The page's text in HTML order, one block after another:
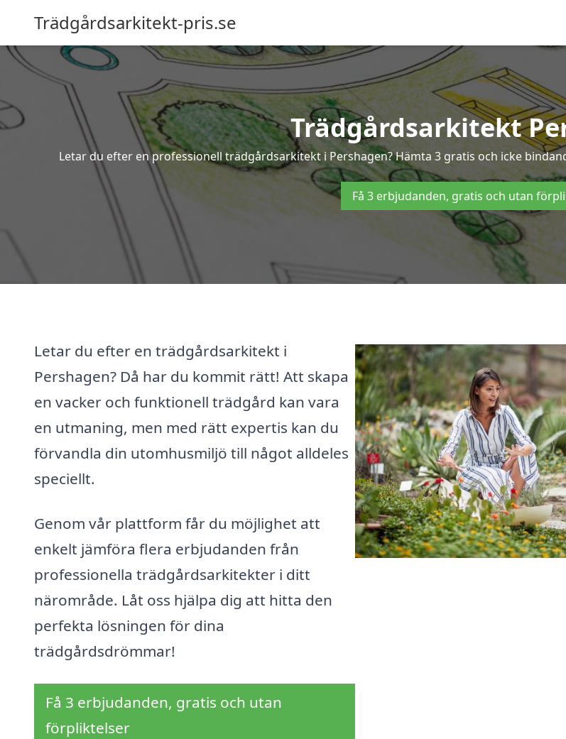
Trädgårdsarkitekt-pris.se
Trädgårdsarkitekt
Letar du efter en professionell trädgårdsarkitekt i Pershagen? Hämta 3 gratis och icke
Få 3 erbjudanden, gratis och utan
Letar du efter en trädgårdsarkitekt i
Pershagen? Då har du kommit rätt! Att skapa
en vacker och funktionell trädgård kan vara
en utmaning, men med rätt expertis kan du
förvandla din utomhusmiljö till något alldeles
speciellt.
Genom vår plattform får du möjlighet att
enkelt jämföra flera erbjudanden från
professionella trädgårdsarkitekter i ditt
närområde. Låt oss hjälpa dig att hitta den
perfekta lösningen för dina
trädgårdsdrömmar!
Få 3 erbjudanden, gratis och utan
förpliktelser